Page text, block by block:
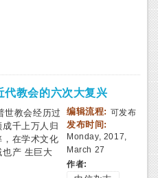
教会的六次大复兴
教会经历过
千上万人归
在学术文化
也产 生巨大
编辑流程: 可发布
发布时间:
Monday, 2017,
March 27
作者: